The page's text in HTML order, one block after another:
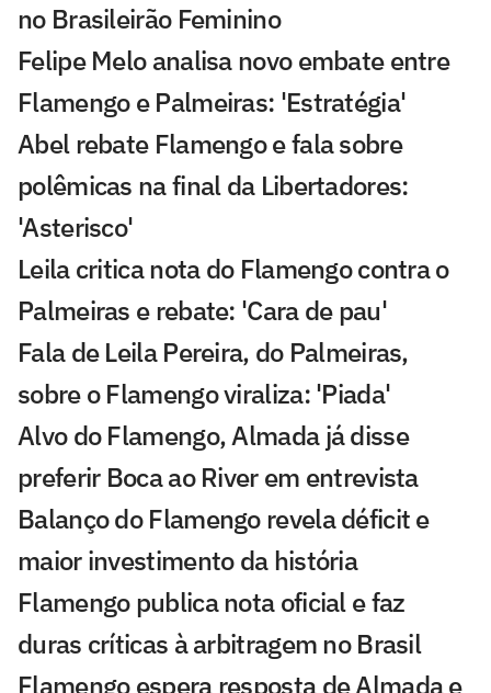
no Brasileirão Feminino
Felipe Melo analisa novo embate entre
Flamengo e Palmeiras: 'Estratégia'
Abel rebate Flamengo e fala sobre
polêmicas na final da Libertadores:
'Asterisco'
Leila critica nota do Flamengo contra o
Palmeiras e rebate: 'Cara de pau'
Fala de Leila Pereira, do Palmeiras,
sobre o Flamengo viraliza: 'Piada'
Alvo do Flamengo, Almada já disse
preferir Boca ao River em entrevista
Balanço do Flamengo revela déficit e
maior investimento da história
Flamengo publica nota oficial e faz
duras críticas à arbitragem no Brasil
Flamengo espera resposta de Almada e